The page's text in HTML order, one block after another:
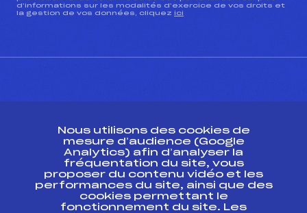
d’informations sur les modalités d’exercice de vos droits et
la gestion de vos données, cliquez ici
Ressources
Pass’Neige
Projet sportif fédéral
Nous utilisons des cookies de
mesure d’audience (Google
Analytics) afin d’analyser la
fréquentation du site, vous
proposer du contenu vidéo et les
performances du site, ainsi que des
cookies permettant le
fonctionnement du site. Les